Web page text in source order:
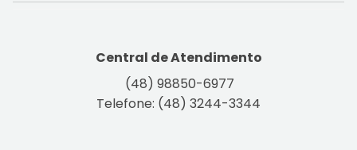
Central de Atendimento
(48) 98850-6977
Telefone: (48) 3244-3344